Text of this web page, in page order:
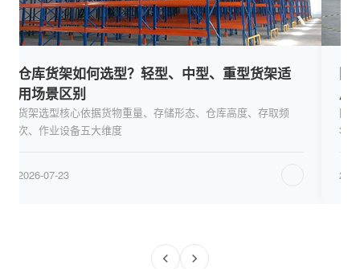
标强制执行重塑行业门槛！合规化、绿色化
为货架行业发展底色
着 GB/T 39683-2020《钢货架结构设计规范》、GB/T
2018《立体仓库组合式钢结构货架技术条件》两大国标
07-23
国货
国高
在
属装
2026-